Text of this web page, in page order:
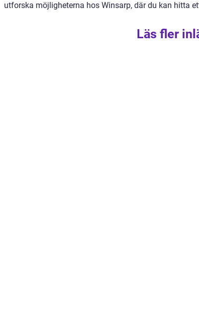
utforska möjligheterna hos Winsarp, där du kan hitta
Läs fler